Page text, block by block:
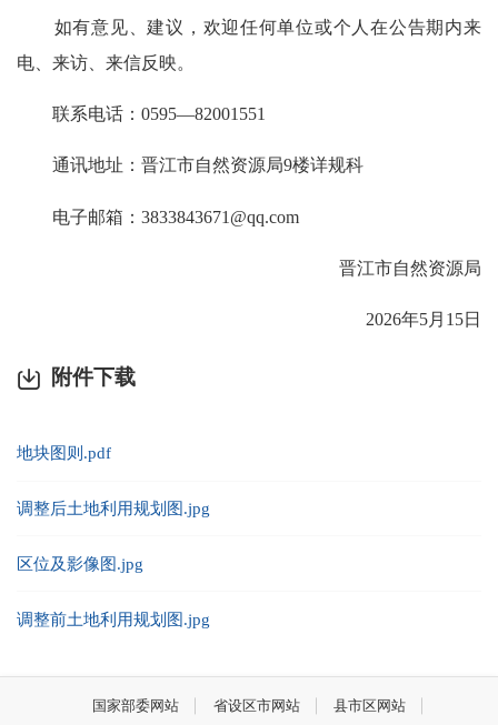
如有意见、建议，欢迎任何单位或个人在公告期内来
电、来访、来信反映。
联系电话：0595—82001551
通讯地址：晋江市自然资源局9楼详规科
电子邮箱：3833843671@qq.com
晋江市自然资源局
2026年5月15日
附件下载
地块图则.pdf
调整后土地利用规划图.jpg
区位及影像图.jpg
调整前土地利用规划图.jpg
国家部委网站 省设区市网站 县市区网站